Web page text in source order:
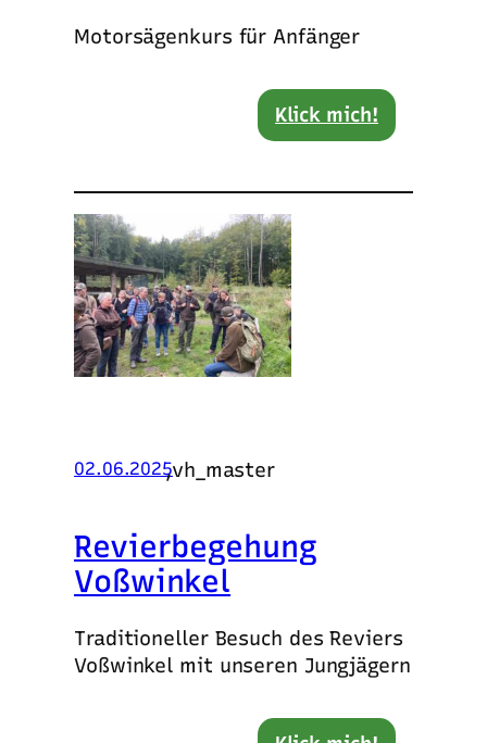
Motorsägenkurs für Anfänger
Klick mich!
02.06.2025
,vh_master
Revierbegehung
Voßwinkel
Traditioneller Besuch des Reviers
Voßwinkel mit unseren Jungjägern